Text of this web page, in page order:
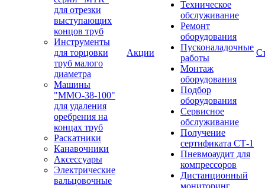
для отрезки
выступающих
концов труб
Инструменты
для торцовки
труб малого
диаметра
Машины
"ММО-38-100"
для удаления
оребрения на
концах труб
Раскатники
Канавочники
Аксессуары
Электрические
вальцовочные
Акции
Техническое
обслуживание
Ремонт
оборудования
Пусконаладочные
работы
Монтаж
оборудования
Подбор
оборудования
Сервисное
обслуживание
Получение
сертификата СТ-1
Пневмоаудит для
компрессоров
Дистанционный
мониторинг